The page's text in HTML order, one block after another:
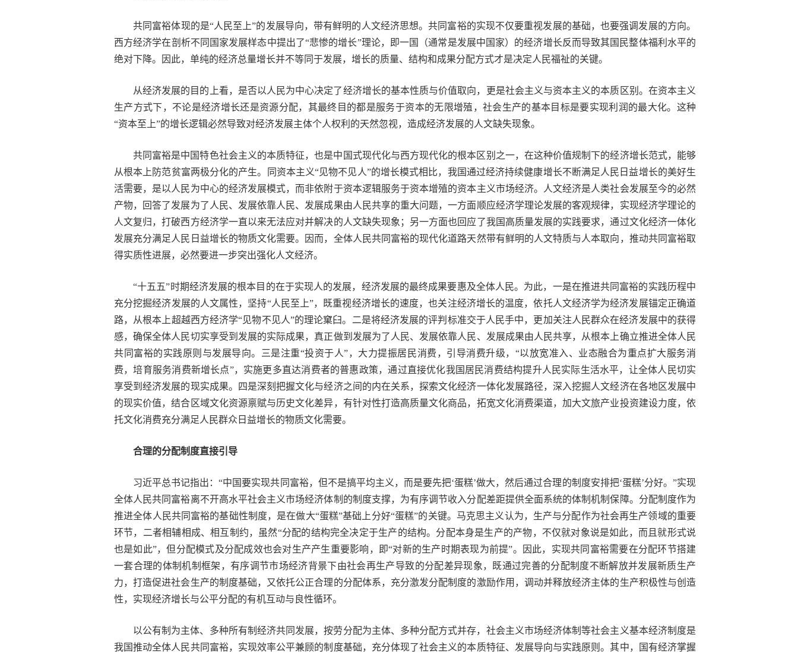
共同富裕体现的是“人民至上”的发展导向，带有鲜明的人文经济思想。共同富裕的实现不仅要重视发展的基础，也要强调发展的方向。
西方经济学在剖析不同国家发展样态中提出了“悲惨的增长”理论，即一国（通常是发展中国家）的经济增长反而导致其国民整体福利水平的
绝对下降。因此，单纯的经济总量增长并不等同于发展，增长的质量、结构和成果分配方式才是决定人民福祉的关键。
从经济发展的目的上看，是否以人民为中心决定了经济增长的基本性质与价值取向，更是社会主义与资本主义的本质区别。在资本主义
生产方式下，不论是经济增长还是资源分配，其最终目的都是服务于资本的无限增殖，社会生产的基本目标是要实现利润的最大化。这种
“资本至上”的增长逻辑必然导致对经济发展主体个人权利的天然忽视，造成经济发展的人文缺失现象。
共同富裕是中国特色社会主义的本质特征，也是中国式现代化与西方现代化的根本区别之一，在这种价值规制下的经济增长范式，能够
从根本上防范贫富两极分化的产生。同资本主义“见物不见人”的增长模式相比，我国通过经济持续健康增长不断满足人民日益增长的美好生
活需要，是以人民为中心的经济发展模式，而非依附于资本逻辑服务于资本增殖的资本主义市场经济。人文经济是人类社会发展至今的必然
产物，回答了发展为了人民、发展依靠人民、发展成果由人民共享的重大问题，一方面顺应经济学理论发展的客观规律，实现经济学理论的
人文复归，打破西方经济学一直以来无法应对并解决的人文缺失现象；另一方面也回应了我国高质量发展的实践要求，通过文化经济一体化
发展充分满足人民日益增长的物质文化需要。因而，全体人民共同富裕的现代化道路天然带有鲜明的人文特质与人本取向，推动共同富裕取
得实质性进展，必然要进一步突出强化人文经济。
“十五五”时期经济发展的根本目的在于实现人的发展，经济发展的最终成果要惠及全体人民。为此，一是在推进共同富裕的实践历程中
充分挖掘经济发展的人文属性，坚持“人民至上”，既重视经济增长的速度，也关注经济增长的温度，依托人文经济学为经济发展锚定正确道
路，从根本上超越西方经济学“见物不见人”的理论窠臼。二是将经济发展的评判标准交于人民手中，更加关注人民群众在经济发展中的获得
感，确保全体人民切实享受到发展的实际成果，真正做到发展为了人民、发展依靠人民、发展成果由人民共享，从根本上确立推进全体人民
共同富裕的实践原则与发展导向。三是注重“投资于人”，大力提振居民消费，引导消费升级，“以放宽准入、业态融合为重点扩大服务消
费，培育服务消费新增长点”，实施更多直达消费者的普惠政策，通过直接优化我国居民消费结构提升人民实际生活水平，让全体人民切实
享受到经济发展的现实成果。四是深刻把握文化与经济之间的内在关系，探索文化经济一体化发展路径，深入挖掘人文经济在各地区发展中
的现实价值，结合区域文化资源禀赋与历史文化差异，有针对性打造高质量文化商品，拓宽文化消费渠道，加大文旅产业投资建设力度，依
托文化消费充分满足人民群众日益增长的物质文化需要。
合理的分配制度直接引导
习近平总书记指出：“中国要实现共同富裕，但不是搞平均主义，而是要先把‘蛋糕’做大，然后通过合理的制度安排把‘蛋糕’分好。”实现
全体人民共同富裕离不开高水平社会主义市场经济体制的制度支撑，为有序调节收入分配差距提供全面系统的体制机制保障。分配制度作为
推进全体人民共同富裕的基础性制度，是在做大“蛋糕”基础上分好“蛋糕”的关键。马克思主义认为，生产与分配作为社会再生产领域的重要
环节，二者相辅相成、相互制约，虽然“分配的结构完全决定于生产的结构。分配本身是生产的产物，不仅就对象说是如此，而且就形式说
也是如此”，但分配模式及分配成效也会对生产产生重要影响，即“对新的生产时期表现为前提”。因此，实现共同富裕需要在分配环节搭建
一套合理的体制机制框架，有序调节市场经济背景下由社会再生产导致的分配差异现象，既通过完善的分配制度不断解放并发展新质生产
力，打造促进社会生产的制度基础，又依托公正合理的分配体系，充分激发分配制度的激励作用，调动并释放经济主体的生产积极性与创造
性，实现经济增长与公平分配的有机互动与良性循环。
以公有制为主体、多种所有制经济共同发展，按劳分配为主体、多种分配方式并存，社会主义市场经济体制等社会主义基本经济制度是
我国推动全体人民共同富裕，实现效率公平兼顾的制度基础，充分体现了社会主义的本质特征、发展导向与实践原则。其中，国有经济掌握